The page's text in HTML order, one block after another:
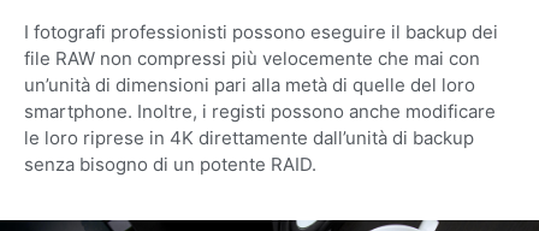
I fotografi professionisti possono eseguire il backup dei
file RAW non compressi più velocemente che mai con
un’unità di dimensioni pari alla metà di quelle del loro
smartphone. Inoltre, i registi possono anche modificare
le loro riprese in 4K direttamente dall’unità di backup
senza bisogno di un potente RAID.